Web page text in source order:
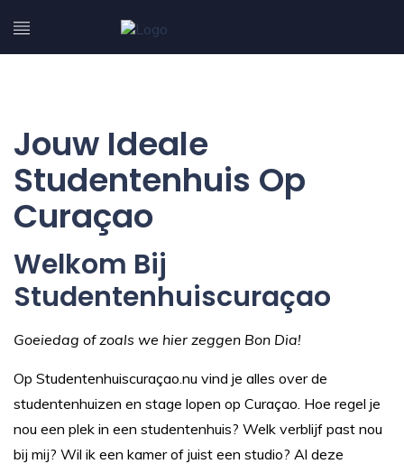
Jouw Ideale
Studentenhuis Op
Curaçao
Welkom Bij
Studentenhuiscuraçao
Goeiedag of zoals we hier zeggen Bon Dia!
Op Studentenhuiscuraçao.nu vind je alles over de
studentenhuizen en stage lopen op Curaçao. Hoe regel je
nou een plek in een studentenhuis? Welk verblijf past nou
bij mij? Wil ik een kamer of juist een studio? Al deze